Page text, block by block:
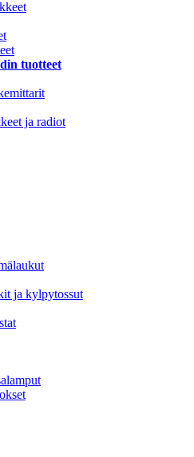
tuotteet
ja radiot
ja kylpytossut